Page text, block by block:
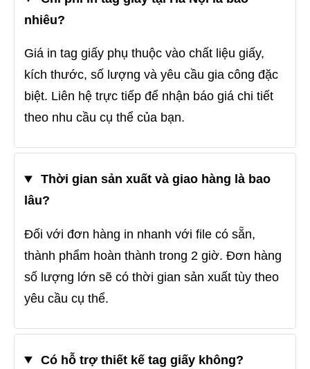
nhiêu?
Giá in tag giấy phụ thuộc vào chất liệu giấy,
kích thước, số lượng và yêu cầu gia công đặc
biệt. Liên hệ trực tiếp để nhận báo giá chi tiết
theo nhu cầu cụ thể của bạn.
Thời gian sản xuất và giao hàng là bao
lâu?
Đối với đơn hàng in nhanh với file có sẵn,
thành phẩm hoàn thành trong 2 giờ. Đơn hàng
số lượng lớn sẽ có thời gian sản xuất tùy theo
yêu cầu cụ thể.
Có hỗ trợ thiết kế tag giấy không?